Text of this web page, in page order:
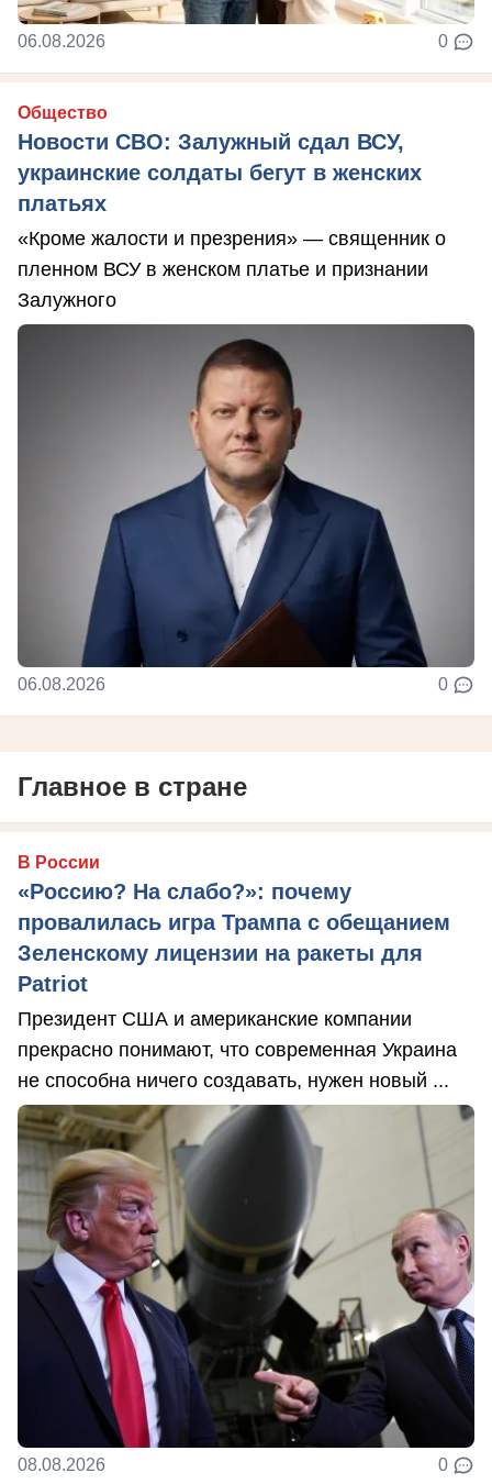
06.08.2026 0
Общество
Новости СВО: Залужный сдал ВСУ,
украинские солдаты бегут в женских
платьях
«Кроме жалости и презрения» — священник о
пленном ВСУ в женском платье и признании
Залужного
06.08.2026 0
Главное в стране
В России
«Россию? На слабо?»: почему
провалилась игра Трампа с обещанием
Зеленскому лицензии на ракеты для
Patriot
Президент США и американские компании
прекрасно понимают, что современная Украина
не способна ничего создавать, нужен новый ...
08.08.2026 0